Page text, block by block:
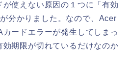
使えない原因の１つに「有効
分かりました。なので、Acer
ードエラーが発生してしまっ
期限が切れているだけなのか